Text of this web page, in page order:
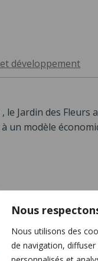
Nous
Nous utilisons des
de navigation,
développement
Jardin des Fleurs
un modèle
Facebook
Twitter